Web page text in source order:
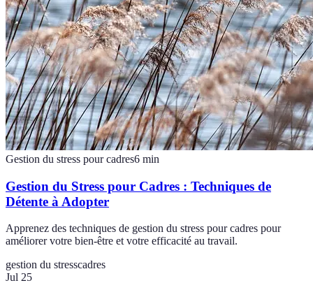
Gestion du stress pour cadres6 min
Gestion du Stress pour Cadres : Techniques de
Détente à Adopter
Apprenez des techniques de gestion du stress pour cadres pour
améliorer votre bien-être et votre efficacité au travail.
gestion du stresscadres
Jul 25